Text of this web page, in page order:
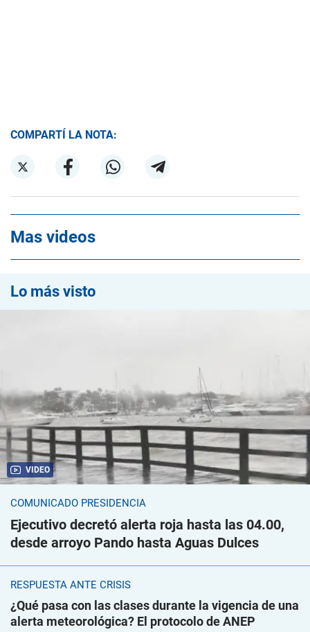
COMPARTÍ LA NOTA:
Mas videos
Lo más visto
VIDEO
COMUNICADO PRESIDENCIA
Ejecutivo decretó alerta roja hasta las 04.00,
desde arroyo Pando hasta Aguas Dulces
RESPUESTA ANTE CRISIS
¿Qué pasa con las clases durante la vigencia de una
alerta meteorológica? El protocolo de ANEP